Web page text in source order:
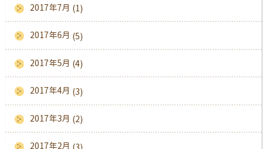
2017年7月 (1)
2017年6月 (5)
2017年5月 (4)
2017年4月 (3)
2017年3月 (2)
2017年2月 (3)